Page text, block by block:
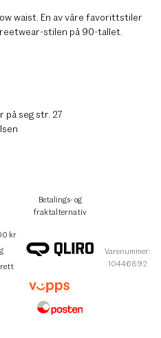
waist. En av våre favorittstiler
stilen på 90-tallet.
på seg str. 27
kr
Betalings- og
fraktalternativ
Varenummer:
10446892